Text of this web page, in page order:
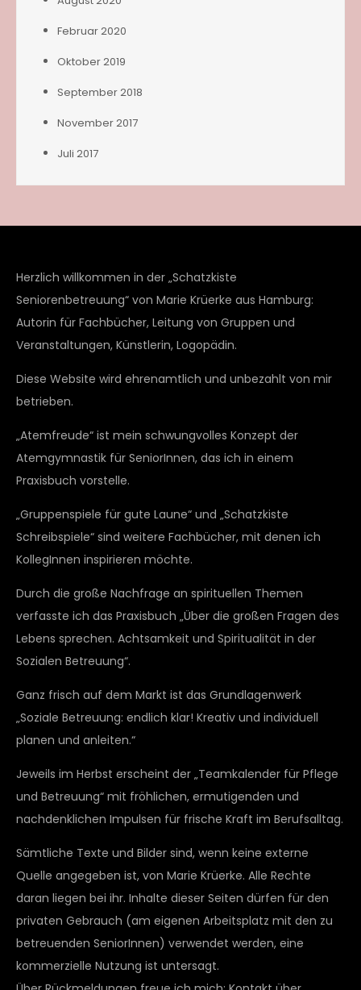
Februar 2020
Oktober 2019
September 2018
November 2017
Juli 2017
Herzlich willkommen in der „Schatzkiste
Seniorenbetreuung“ von Marie Krüerke aus Hamburg:
Autorin für Fachbücher, Leitung von Gruppen und
Veranstaltungen, Künstlerin, Logopädin.
Diese Website wird ehrenamtlich und unbezahlt von mir
betrieben.
„Atemfreude“ ist mein schwungvolles Konzept der
Atemgymnastik für SeniorInnen, das ich in einem
Praxisbuch vorstelle.
„Gruppenspiele für gute Laune“ und „Schatzkiste
Schreibspiele“ sind weitere Fachbücher, mit denen ich
KollegInnen inspirieren möchte.
Durch die große Nachfrage an spirituellen Themen
verfasste ich das Praxisbuch „Über die großen Fragen des
Lebens sprechen. Achtsamkeit und Spiritualität in der
Sozialen Betreuung“.
Ganz frisch auf dem Markt ist das Grundlagenwerk
„Soziale Betreuung: endlich klar! Kreativ und individuell
planen und anleiten.“
Jeweils im Herbst erscheint der „Teamkalender für Pflege
und Betreuung“ mit fröhlichen, ermutigenden und
nachdenklichen Impulsen für frische Kraft im Berufsalltag.
Sämtliche Texte und Bilder sind, wenn keine externe
Quelle angegeben ist, von Marie Krüerke. Alle Rechte
daran liegen bei ihr. Inhalte dieser Seiten dürfen für den
privaten Gebrauch (am eigenen Arbeitsplatz mit den zu
betreuenden SeniorInnen) verwendet werden, eine
kommerzielle Nutzung ist untersagt.